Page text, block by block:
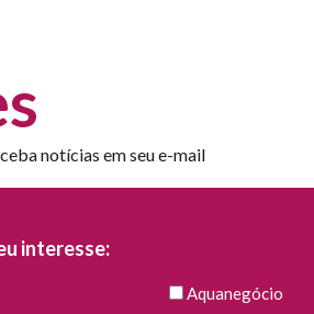
notícias em seu e-mail
interesse:
Aquanegócio